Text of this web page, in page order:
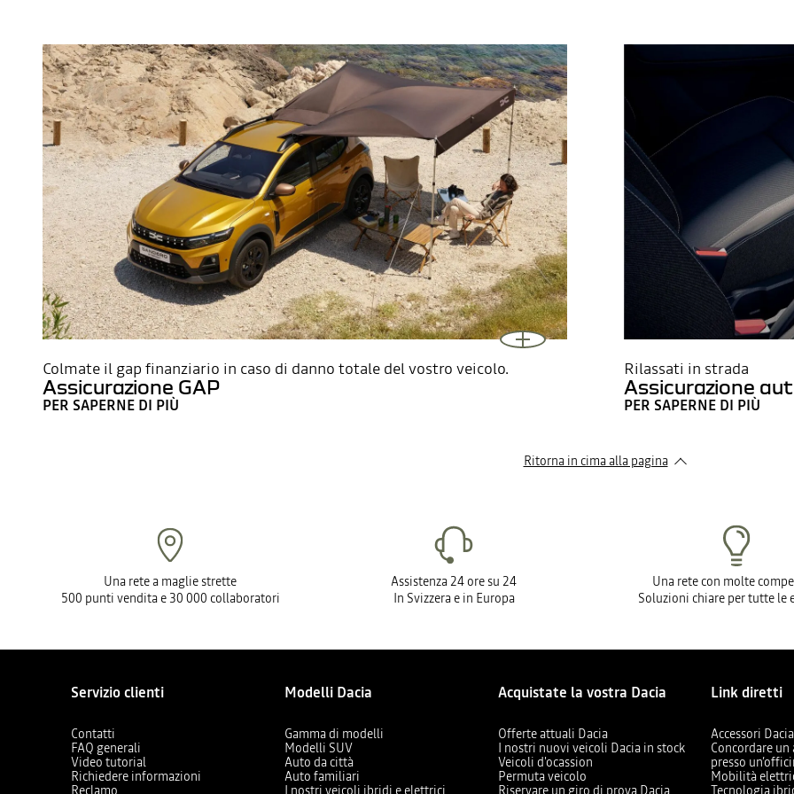
Colmate il gap finanziario in caso di danno totale del vostro veicolo.
Assicurazione GAP
PER SAPERNE DI PIÙ
Rilassati in strada
Assicurazione
PER SAPERNE DI PIÙ
Ritorna in cima alla pagina
Una rete a maglie strette
500 punti vendita e 30 000 collaboratori
Assistenza 24 ore su 24
In Svizzera e in Europa
Una rete con molte
Soluzioni chiare per tutte le
Servizio clienti
Contatti
FAQ generali
Video tutorial
Richiedere informazioni
Reclamo
Modelli Dacia
Gamma di modelli
Modelli SUV
Auto da città
Auto familiari
I nostri veicoli ibridi e elettrici
Acquistate la vostra Dacia
Offerte attuali Dacia
I nostri nuovi veicoli Dacia in stock
Veicoli d'ocassion
Permuta veicolo
Riservare un giro di prova Dacia
Link diretti
Accessori Dacia
Concordare
presso
Mobilità
Tecnologia